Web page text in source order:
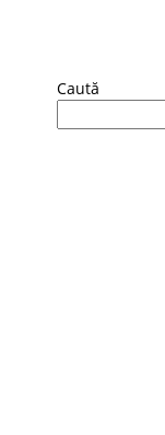
Caută